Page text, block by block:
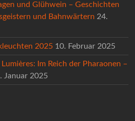
und Glühwein – Geschichten
und Bahnwärtern 24.
2025 10. Februar 2025
Im Reich der Pharaonen –
Januar 2025